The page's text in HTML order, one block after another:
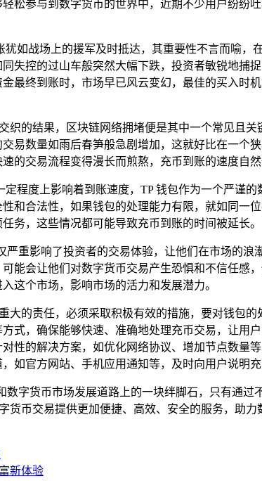
松参与到数字货币的世界中，近期不少用户纷纷
如战场上的援军及时抵达，其重要性不言而喻
失控的过山车般突然大幅下跌，投资者敏锐地捕
终到账时，市场早已风云变幻，最佳的买入时
织的结果，区块链网络拥堵便是其中一个常见且
易数量如雨后春笋般急剧增加，这就好比在一个
的交易流程变得漫长而煎熬，充币到账的速度自然
程度上影响着到账速度，TP 钱包作为一个严谨
和合法性，如果钱包的处理能力有限，就如同一
务，这些情况都可能导致充币到账的时间被延长。
重影响了投资者的交易体验，让他们在市场的
能会让他们对数字货币交易产生恐惧和不信任感
这个市场，影响市场的活力和发展潜力。
大的责任，必须采取积极有效的措施，要对钱包
式，确保能够快速、准确地处理充币交易，让用
性的解决方案，如优化网络协议、增加节点数量
如官方网站、手机应用通知等，及时向用户说明
字货币市场发展道路上的一块绊脚石，只有通
币交易提供更加便捷、高效、安全的服务，助力
新体验